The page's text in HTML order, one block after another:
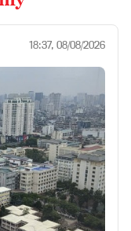
18:37, 08/08/2026